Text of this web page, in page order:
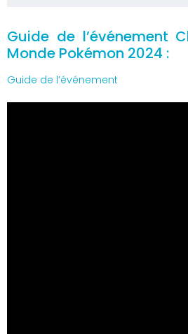
Guide de l’événement
Monde Pokémon 2024 :
Guide de l’événement